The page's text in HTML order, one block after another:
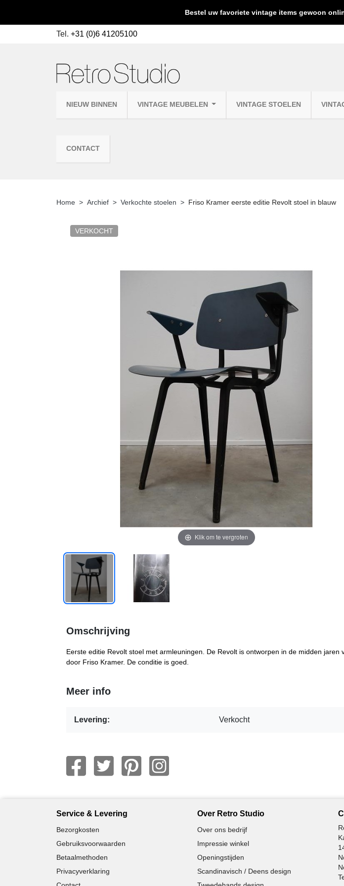
Bestel uw favoriete vintage items gewoon
Tel. +31 (0)6 41205100
NIEUW BINNEN VINTAGE MEUBELEN VINTAGE STOELEN
CONTACT
Home Archief Verkochte stoelen Friso Kramer eerste editie Revolt stoel in blauw
VERKOCHT
Klik om te vergroten
Omschrijving
Eerste editie Revolt stoel met armleuningen. De Revolt is ontworpen in de midden jaren
door Friso Kramer. De conditie is goed.
Meer info
Levering: Verkocht
Service & Levering
Bezorgkosten
Gebruiksvoorwaarden
Betaalmethoden
Privacyverklaring
Over Retro Studio
Over ons bedrijf
Impressie winkel
Openingstijden
Scandinavisch / Deens design